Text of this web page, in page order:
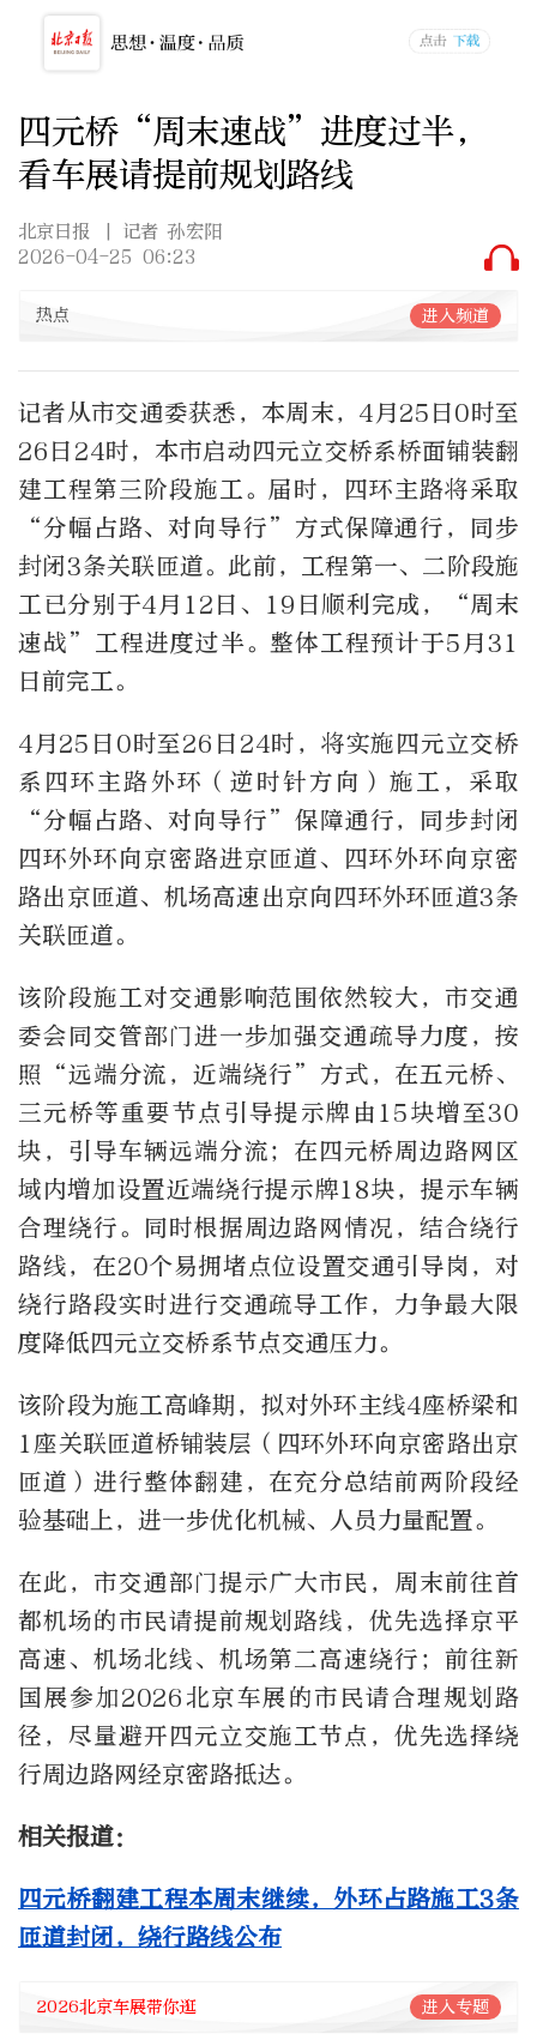
四元桥“周末速战”进度过半，
看车展请提前规划路线
北京日报
| 记者 孙宏阳
2026-04-25 06:23
热点 进入频道
记者从市交通委获悉，本周末，4月25日0时至
26日24时，本市启动四元立交桥系桥面铺装翻
建工程第三阶段施工。届时，四环主路将采取
“分幅占路、对向导行”方式保障通行，同步
封闭3条关联匝道。此前，工程第一、二阶段施
工已分别于4月12日、19日顺利完成，“周末
速战”工程进度过半。整体工程预计于5月31
日前完工。
4月25日0时至26日24时，将实施四元立交桥
系四环主路外环（逆时针方向）施工，采取
“分幅占路、对向导行”保障通行，同步封闭
四环外环向京密路进京匝道、四环外环向京密
路出京匝道、机场高速出京向四环外环匝道3条
关联匝道。
该阶段施工对交通影响范围依然较大，市交通
委会同交管部门进一步加强交通疏导力度，按
照“远端分流，近端绕行”方式，在五元桥、
三元桥等重要节点引导提示牌由15块增至30
块，引导车辆远端分流；在四元桥周边路网区
域内增加设置近端绕行提示牌18块，提示车辆
合理绕行。同时根据周边路网情况，结合绕行
路线，在20个易拥堵点位设置交通引导岗，对
绕行路段实时进行交通疏导工作，力争最大限
度降低四元立交桥系节点交通压力。
该阶段为施工高峰期，拟对外环主线4座桥梁和
1座关联匝道桥铺装层（四环外环向京密路出京
匝道）进行整体翻建，在充分总结前两阶段经
验基础上，进一步优化机械、人员力量配置。
在此，市交通部门提示广大市民，周末前往首
都机场的市民请提前规划路线，优先选择京平
高速、机场北线、机场第二高速绕行；前往新
国展参加2026北京车展的市民请合理规划路
径，尽量避开四元立交施工节点，优先选择绕
行周边路网经京密路抵达。
相关报道：
四元桥翻建工程本周末继续，外环占路施工3条
匝道封闭，绕行路线公布
2026北京车展带你逛 进入专题